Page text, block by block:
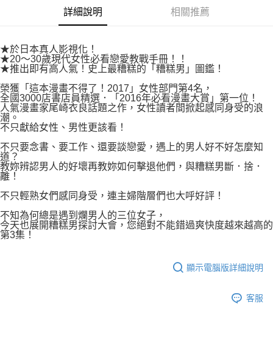
客戶支援中心」https://netprotections.freshdesk.com/support/home
１．透過由恩沛科技股份有限公司提供之「AFTEE先享後付」服務完成之交
易，需依本服務之必要範圍內提供個人資料，並將交易相關給付款項請求債
權轉讓予恩沛科技股份有限公司。
https://aftee.tw/terms/#terms3
３．未成年的使用者請事先徵得法定代理人或監護人之同意方可使用
「AFTEE先享後付」，若未經同意申辦者引起之損失，本公司不負相關責
任。
４．使用「AFTEE先享後付」時，將依據個別帳號之用戶狀況，依本公司即
時審查核予不同之上限額度；若仍有額度不足之情形，本公司將視審查結果
請求用戶進行身份認證。
５．嚴禁一人註冊多個帳號或使用他人資訊註冊。若發現惡意使用之情形，
恩沛科技股份有限公司將有權停止該用戶之使用額度並採取法律行動。
每筆NT$80，滿NT$500(含以上)免運費
每筆NT$80，滿NT$500(含以上)免運費
付款後7-11取貨
每筆NT$80，滿NT$500(含以上)免運費
宅配
每筆NT$100，滿NT$800(含以上)免運費
國家/地區配送 查看運費
詳細說明 相關推薦
★於日本真人影視化！
★20～30歲現代女性必看戀愛教戰手冊！！
★推出即有高人氣！史上最糟糕的「糟糕男」圖鑑！
榮獲「這本漫畫不得了！2017」女性部門第4名，
全國3000店書店員精選．「2016年必看漫畫大賞」第一位！
人氣漫畫家尾崎衣良話題之作，女性讀者間掀起感同身受的浪
潮。
不只獻給女性、男性更該看！
不只要念書、要工作、還要談戀愛，遇上的男人好不好怎麼知
道？
教妳辨認男人的好壞再教妳如何擊退他們，與糟糕男斷．捨．
離！
不只輕熟女們感同身受，連主婦階層們也大呼好評！
不知為何總是遇到爛男人的三位女子，
今天也展開糟糕男探討大會，您絕對不能錯過爽快度越來越高的
第3集！
顯示電腦版詳細說明
客服